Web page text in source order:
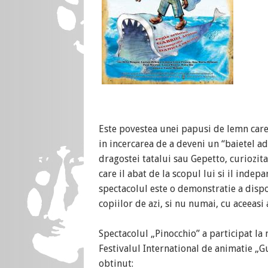
Este povestea unei papusi de lemn
in incercarea de a deveni un “baietel
dragostei tatalui sau Gepetto,
care il abat de la scopul lui si il
spectacolul este o demonstratie a
copiilor de azi, si nu numai, cu aceeasi
Spectacolul „Pinocchio” a participat
Festivalul International de animatie
obtinut: